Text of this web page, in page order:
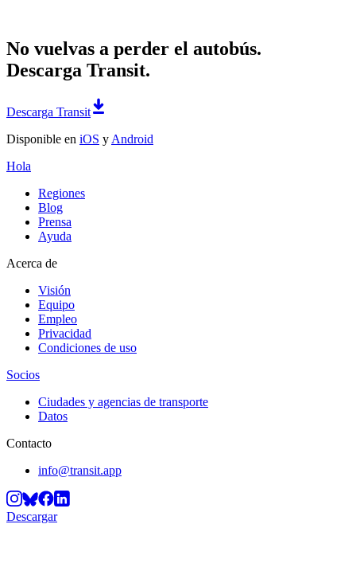
No vuelvas a perder el autobús.
Descarga Transit.
Descarga Transit
Disponible en iOS y Android
Hola
Regiones
Blog
Prensa
Ayuda
Acerca de
Visión
Equipo
Empleo
Privacidad
Condiciones de uso
Socios
Ciudades y agencias de transporte
Datos
Contacto
info@transit.app
Descargar